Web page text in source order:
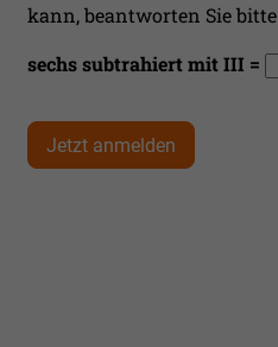
kann, beantworten Sie bitte
sechs subtrahiert mit III =
Jetzt anmelden